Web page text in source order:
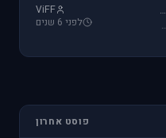
לחיילים הצעירים, אלו שעומדים ללבוש מדי זית ואלה שעדין קמים בבוקר לבית ספר, את כל הפרטים אודות הגיוס תמצאו כאן.
loven
ViFF
לפני 6 שנים
פוסט אחרון